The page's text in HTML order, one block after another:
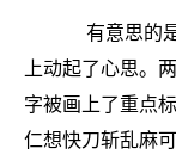
有意思的是
上动起了心思。
字被画上了重点
仁想快刀斩乱麻